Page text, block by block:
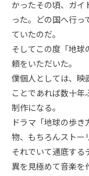
かったその頃、ガイ
った。どの国へ行っ
ていたのだ。
そしてこの度「地球
頼をいただいた。
僕個人としては、映
ことであれば数十年
制作になる。
ドラマ「地球の歩
物、もちろんストー
それでいて通底する
異を見極めて音楽を